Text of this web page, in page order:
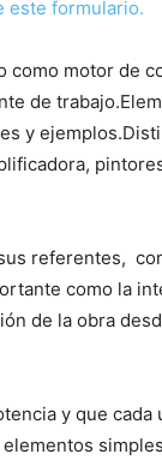
este formulario.
como motor de
de
y
referentes,
como la
de la obra
y que